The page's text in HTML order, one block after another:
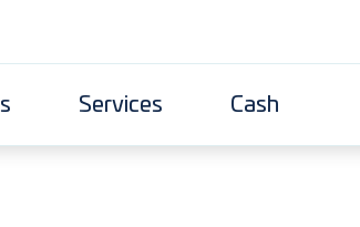
Services Cash